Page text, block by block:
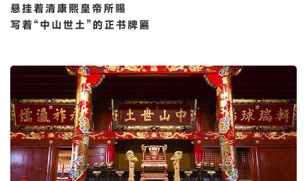
悬挂着清康熙皇帝所赐
写着“中山世土”的正书牌匾